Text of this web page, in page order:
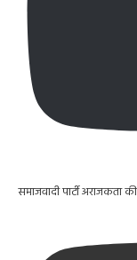
समाजवादी पार्टी अराजकता